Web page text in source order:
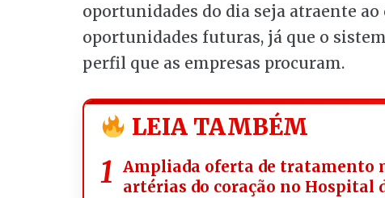
oportunidades do dia seja atraente
oportunidades futuras, já que o
perfil que as empresas procuram.
LEIA TAMBÉM
Ampliada oferta de tratamento
artérias do coração no Hospital